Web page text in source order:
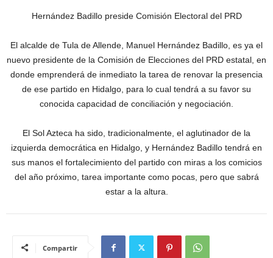
Hernández Badillo preside Comisión Electoral del PRD
El alcalde de Tula de Allende, Manuel Hernández Badillo, es ya el
nuevo presidente de la Comisión de Elecciones del PRD estatal, en
donde emprenderá de inmediato la tarea de renovar la presencia
de ese partido en Hidalgo, para lo cual tendrá a su favor su
conocida capacidad de conciliación y negociación.
El Sol Azteca ha sido, tradicionalmente, el aglutinador de la
izquierda democrática en Hidalgo, y Hernández Badillo tendrá en
sus manos el fortalecimiento del partido con miras a los comicios
del año próximo, tarea importante como pocas, pero que sabrá
estar a la altura.
Compartir